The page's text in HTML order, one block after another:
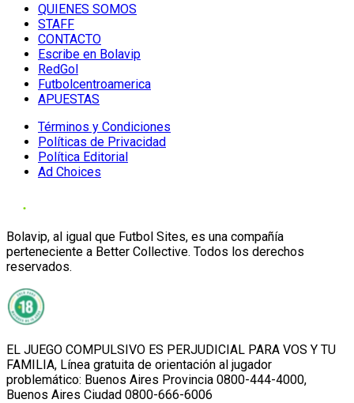
QUIENES SOMOS
STAFF
CONTACTO
Escribe en Bolavip
RedGol
Futbolcentroamerica
APUESTAS
Términos y Condiciones
Políticas de Privacidad
Política Editorial
Ad Choices
Bolavip, al igual que Futbol Sites, es una compañía
perteneciente a Better Collective. Todos los derechos
reservados.
EL JUEGO COMPULSIVO ES PERJUDICIAL PARA VOS Y TU
FAMILIA, Línea gratuita de orientación al jugador
problemático: Buenos Aires Provincia 0800-444-4000,
Buenos Aires Ciudad 0800-666-6006